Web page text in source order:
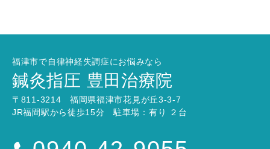
福津市で自律神経失調症にお悩みなら
鍼灸指圧 豊田治療院
〒811-3214 福岡県福津市花見が丘3-3-7
JR福間駅から徒歩15分 駐車場：有り ２台